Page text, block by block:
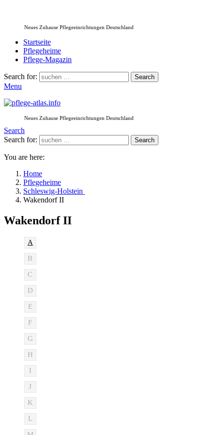
Neues Zuhause Pflegeeinrichtungen Deutschland
Startseite
Pflegeheime
Pflege-Magazin
Search for: Search
Menu
Neues Zuhause Pflegeeinrichtungen Deutschland
Search
Search for:
Search
You are here:
Home
Pflegeheime
Schleswig-Holstein
Wakendorf II
Wakendorf II
A
B
C
D
E
F
G
H
I
J
K
L